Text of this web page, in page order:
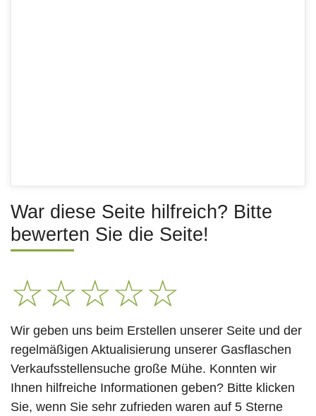
War diese Seite hilfreich? Bitte
bewerten Sie die Seite!
☆☆☆☆☆
Wir geben uns beim Erstellen unserer Seite und der
regelmäßigen Aktualisierung unserer Gasflaschen
Verkaufsstellensuche große Mühe. Konnten wir
Ihnen hilfreiche Informationen geben? Bitte klicken
Sie, wenn Sie sehr zufrieden waren auf 5 Sterne